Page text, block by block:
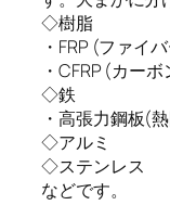
◇樹脂
・FRP (ファイ
・CFRP (カ
◇鉄
・高張力鋼板(
◇アルミ
◇ステンレス
などです。